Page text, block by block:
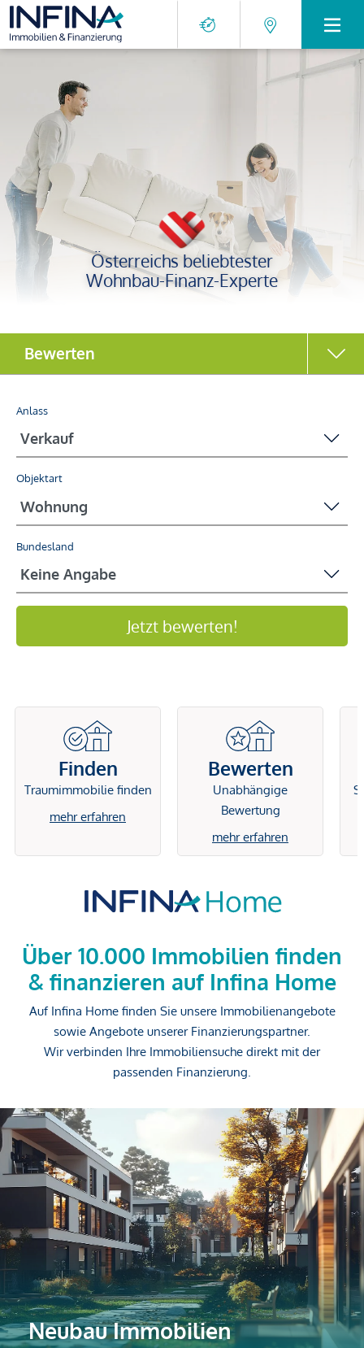
Österreichs beliebtester
Wohnbau-Finanz-Experte
Anlass
Objektart
Bundesland
Jetzt bewerten!
Bewerten
Finden
Traumimmobilie finden
mehr erfahren
Bewerten
Unabhängige
Bewertung
mehr erfahren
Über 10.000 Immobilien finden
& finanzieren auf Infina Home
Auf Infina Home finden Sie unsere Immobilienangebote
sowie Angebote unserer Finanzierungspartner.
Wir verbinden Ihre Immobiliensuche direkt mit der
passenden Finanzierung.
Neubau Immobilien